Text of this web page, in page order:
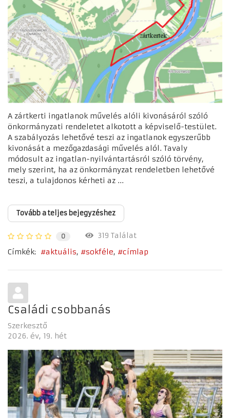
A zártkerti ingatlanok művelés alóli kivonásáról szóló
önkormányzati rendeletet alkotott a képviselő-testület.
A szabályozás lehetővé teszi az ingatlanok egyszerűbb
kivonását a mezőgazdasági művelés alól. Tavaly
módosult az ingatlan-nyilvántartásról szóló törvény,
mely szerint, ha az önkormányzat rendeletben lehetővé
teszi, a tulajdonos kérheti az ...
Tovább a teljes bejegyzéshez
0
319 Találat
Címkék:
aktuális sokféle címlap
Családi csobbanás
Szerkesztő
2026. év 19. hét